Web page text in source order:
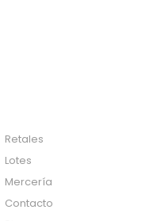
Retales
Lotes
Mercería
Contacto